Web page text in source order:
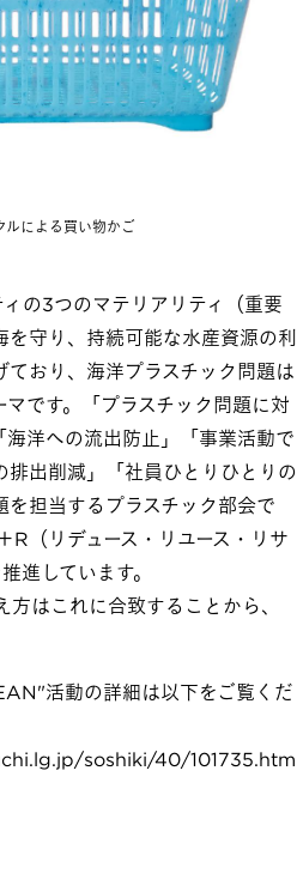
ルによる買い物かご
の3つのマテリアリティ（重要
守り、持続可能な水産資源の利
おり、海洋プラスチック問題は
です。「プラスチック問題に対
洋への流出防止」「事業活動で
排出削減」「社員ひとりひとりの
担当するプラスチック部会で
R（リデュース・リユース・リサ
進しています。
はこれに合致することから、
活動の詳細は以下をご覧くだ
soshiki/40/101735.htm